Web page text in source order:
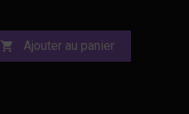
 Ajouter au panier